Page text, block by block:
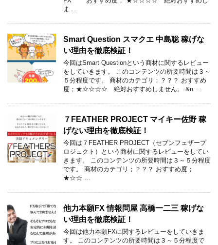
ま …
Smart Question スマクエ 中島聡 稼げな
い理由を徹底検証！
今回はSmart Questionという商材に関するレビュー
をしていきます。 このコンテンツの所要時間は３～
５分程度です。 商材のカテゴリ；？？？ おすすめ
度；★☆☆☆☆ 絶対おすすめしません。 &n …
７FEATHER PROJECT マイキー佐野 稼
げない理由を徹底検証！
今回は７FEATHER PROJECT（セブンフェザープ
ロジェクト）という商材に関するレビューをしてい
きます。 このコンテンツの所要時間は３～５分程度
です。 商材のカテゴリ；？？？ おすすめ度；
★☆☆ …
他力本願FX 情報問屋 高橋一二三 稼げな
い理由を徹底検証！
今回は他力本願FXに関するレビューをしていきま
す。 このコンテンツの所要時間は３～５分程度で